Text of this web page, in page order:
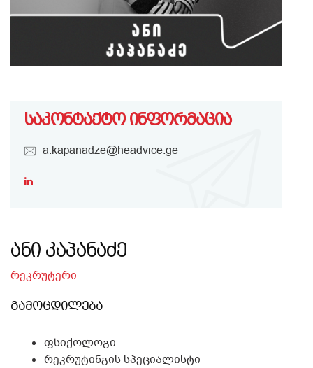
საკონტაქტო ინფორმაცია
a.kapanadze@headvice.ge
ანი კაპანაძე
რეკრუტერი
გამოცდილება
ფსიქოლოგი
რეკრუტინგის სპეციალისტი